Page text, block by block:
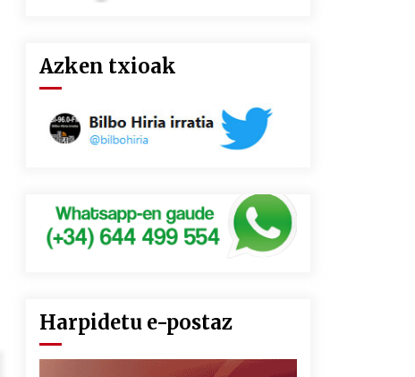
Azken txioak
Harpidetu e-postaz